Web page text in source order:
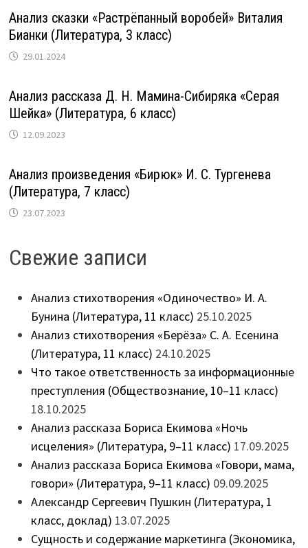
Анализ сказки «Растрёпанный воробей» Виталия
Бианки (Литература, 3 класс)
29.01.2024
Анализ рассказа Д. Н. Мамина-Сибиряка «Серая
Шейка» (Литература, 6 класс)
12.09.2023
Анализ произведения «Бирюк» И. С. Тургенева
(Литература, 7 класс)
23.07.2023
Свежие записи
Анализ стихотворения «Одиночество» И. А.
Бунина (Литература, 11 класс) 25.10.2025
Анализ стихотворения «Берёза» С. А. Есенина
(Литература, 11 класс) 24.10.2025
Что такое ответственность за информационные
преступления (Обществознание, 10–11 класс)
18.10.2025
Анализ рассказа Бориса Екимова «Ночь
исцеления» (Литература, 9–11 класс) 17.09.2025
Анализ рассказа Бориса Екимова «Говори, мама,
говори» (Литература, 9–11 класс) 09.09.2025
Александр Сергеевич Пушкин (Литература, 1
класс, доклад) 13.07.2025
Сущность и содержание маркетинга (Экономика,